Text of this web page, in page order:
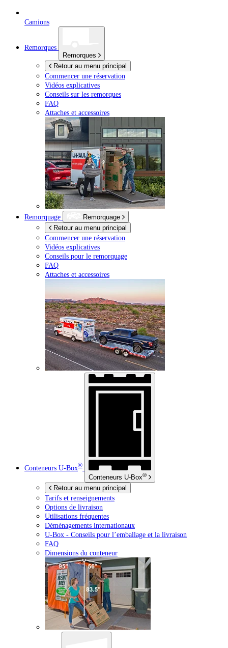
Camions
Remorques
Remorques
Retour au menu principal
Commencer une réservation
Vidéos explicatives
Conseils sur les remorques
FAQ
Attaches et accessoires
Remorquage
Remorquage
Retour au menu principal
Commencer une réservation
Vidéos explicatives
Conseils pour le remorquage
FAQ
Attaches et accessoires
Conteneurs U-Box®
Conteneurs U-Box®
Retour au menu principal
Tarifs et renseignements
Options de livraison
Utilisations fréquentes
Déménagements internationaux
U-Box - Conseils pour l’emballage et la livraison
FAQ
Dimensions du conteneur